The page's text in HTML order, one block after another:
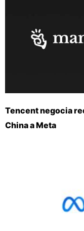
Tencent negocia
China a Meta